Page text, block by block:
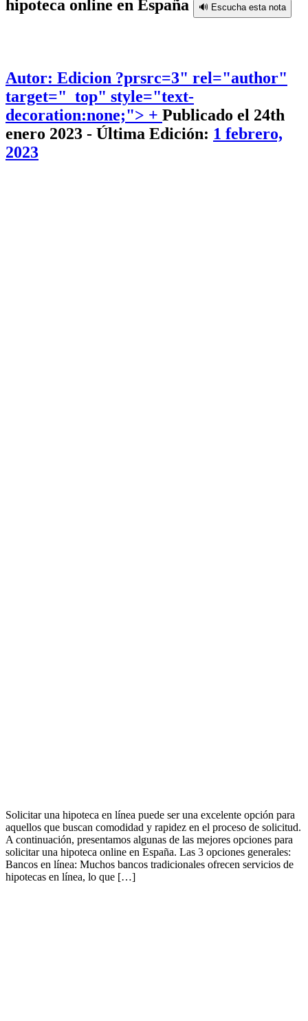
hipoteca online en España
🔊 Escucha esta nota
Autor: Edicion ?prsrc=3" rel="author"
target="_top" style="text-
decoration:none;"> + Publicado el 24th
enero 2023 - Última Edición: 1 febrero,
2023
Solicitar una hipoteca en línea puede ser una excelente opción para
aquellos que buscan comodidad y rapidez en el proceso de solicitud.
A continuación, presentamos algunas de las mejores opciones para
solicitar una hipoteca online en España. Las 3 opciones generales:
Bancos en línea: Muchos bancos tradicionales ofrecen servicios de
hipotecas en línea, lo que […]